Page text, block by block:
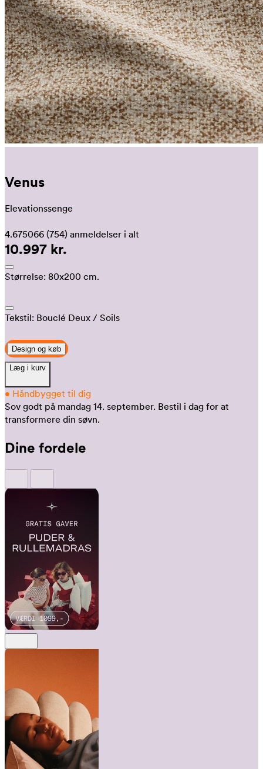
Venus
Elevationssenge
4.675066 (754) anmeldelser i alt
10.997 kr.
Størrelse: 80x200 cm.
Tekstil: Bouclé Deux / Soils
Design og køb
Læg i kurv
• Håndbygget til dig
Sov godt på mandag 14. september. Bestil i dag for at
transformere din søvn.
Dine fordele